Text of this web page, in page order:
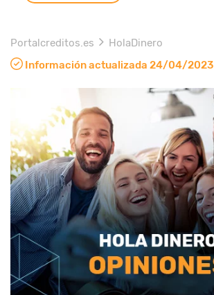
Portalcreditos.es
HolaDinero
Información actualizada 24/04/2023